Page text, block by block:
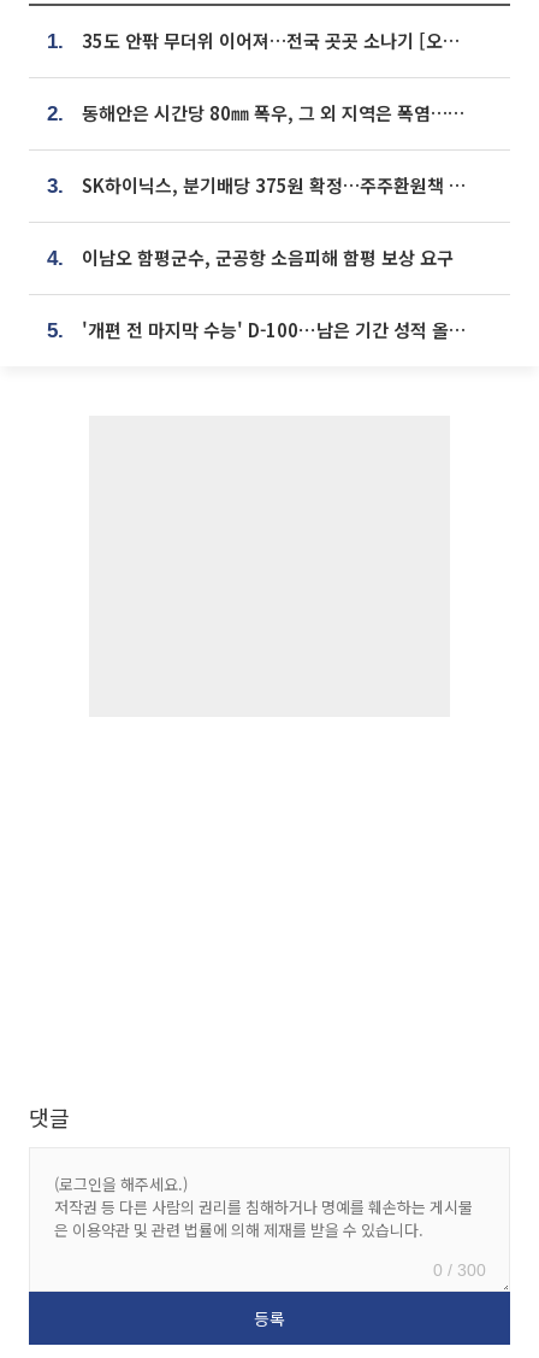
1. 35도 안팎 무더위 이어져…전국 곳곳 소나기 [오늘 날씨]
2. 동해안은 시간당 80㎜ 폭우, 그 외 지역은 폭염…‘극과 극 날씨’
3. SK하이닉스, 분기배당 375원 확정…주주환원책 9월로 앞당겨 발표
4. 이남오 함평군수, 군공항 소음피해 함평 보상 요구
5. '개편 전 마지막 수능' D-100⋯남은 기간 성적 올릴 전략은
댓글
0 / 300